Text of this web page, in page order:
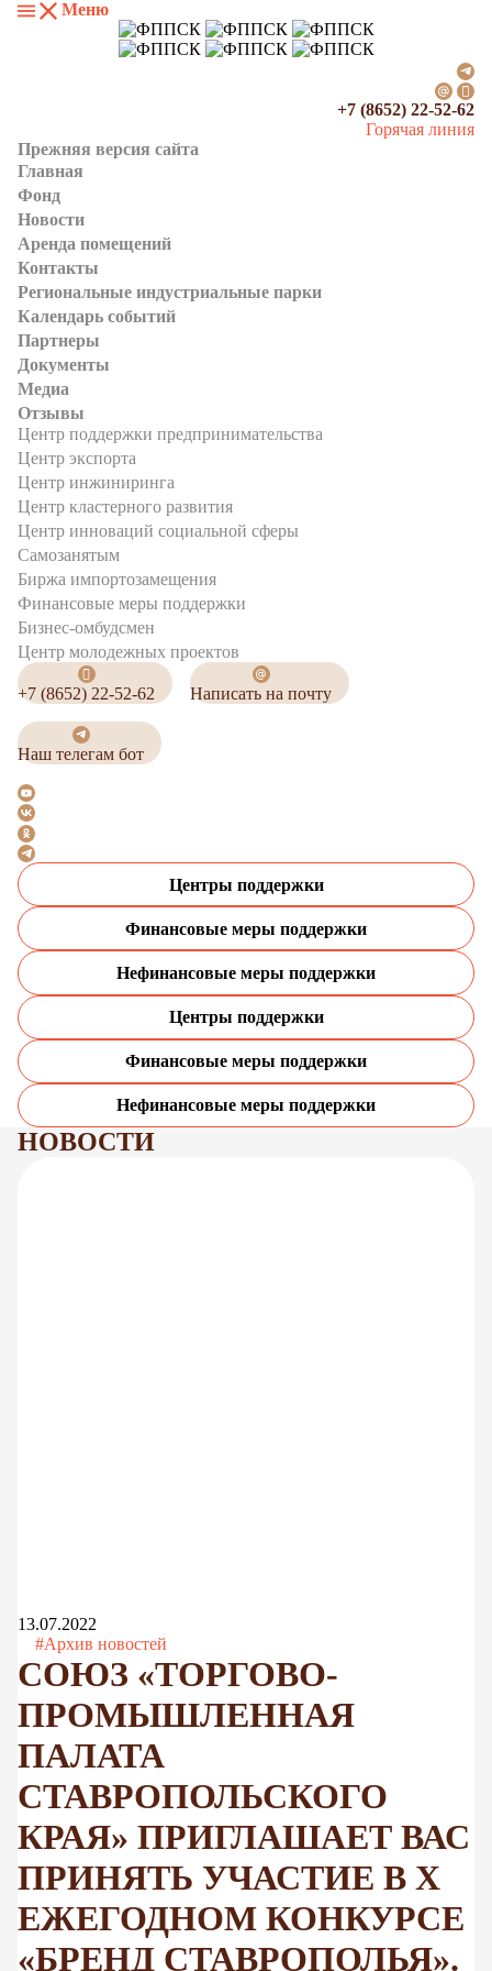
Меню
+7 (8652) 22-52-62
Горячая линия
Прежняя версия сайта
Главная
Фонд
Новости
Аренда помещений
Контакты
Региональные индустриальные парки
Календарь событий
Партнеры
Документы
Медиа
Отзывы
Центр поддержки предпринимательства
Центр экспорта
Центр инжиниринга
Центр кластерного развития
Центр инноваций социальной сферы
Cамозанятым
Биржа импортозамещения
Финансовые меры поддержки
Бизнес-омбудсмен
Центр молодежных проектов
+7 (8652) 22-52-62 Написать на почту
Наш телегам бот
Центры поддержки
Финансовые меры поддержки
Нефинансовые меры поддержки
Центры поддержки
Финансовые меры поддержки
Нефинансовые меры поддержки
НОВОСТИ
13.07.2022
#Архив новостей
СОЮЗ «ТОРГОВО-
ПРОМЫШЛЕННАЯ
ПАЛАТА
СТАВРОПОЛЬСКОГО
КРАЯ» ПРИГЛАШАЕТ ВАС
ПРИНЯТЬ УЧАСТИЕ В X
ЕЖЕГОДНОМ КОНКУРСЕ
«БРЕНД СТАВРОПОЛЬЯ».